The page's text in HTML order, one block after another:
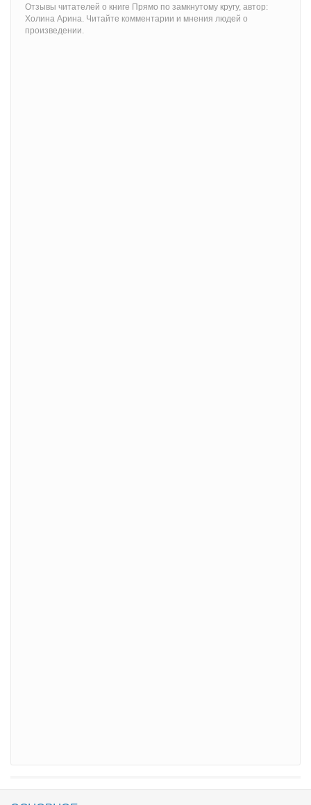
Отзывы читателей о книге Прямо по замкнутому кругу, автор:
Холина Арина. Читайте комментарии и мнения людей о
произведении.